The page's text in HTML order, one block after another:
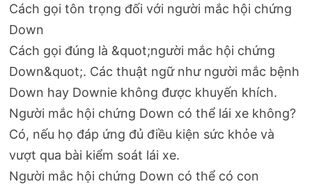
Cách gọi tôn trọng đối với người mắc hội chứng
Down
Cách gọi đúng là &quot;người mắc hội chứng
Down&quot;. Các thuật ngữ như người mắc bệnh
Down hay Downie không được khuyến khích.
Người mắc hội chứng Down có thể lái xe không?
Có, nếu họ đáp ứng đủ điều kiện sức khỏe và
vượt qua bài kiểm soát lái xe.
Người mắc hội chứng Down có thể có con